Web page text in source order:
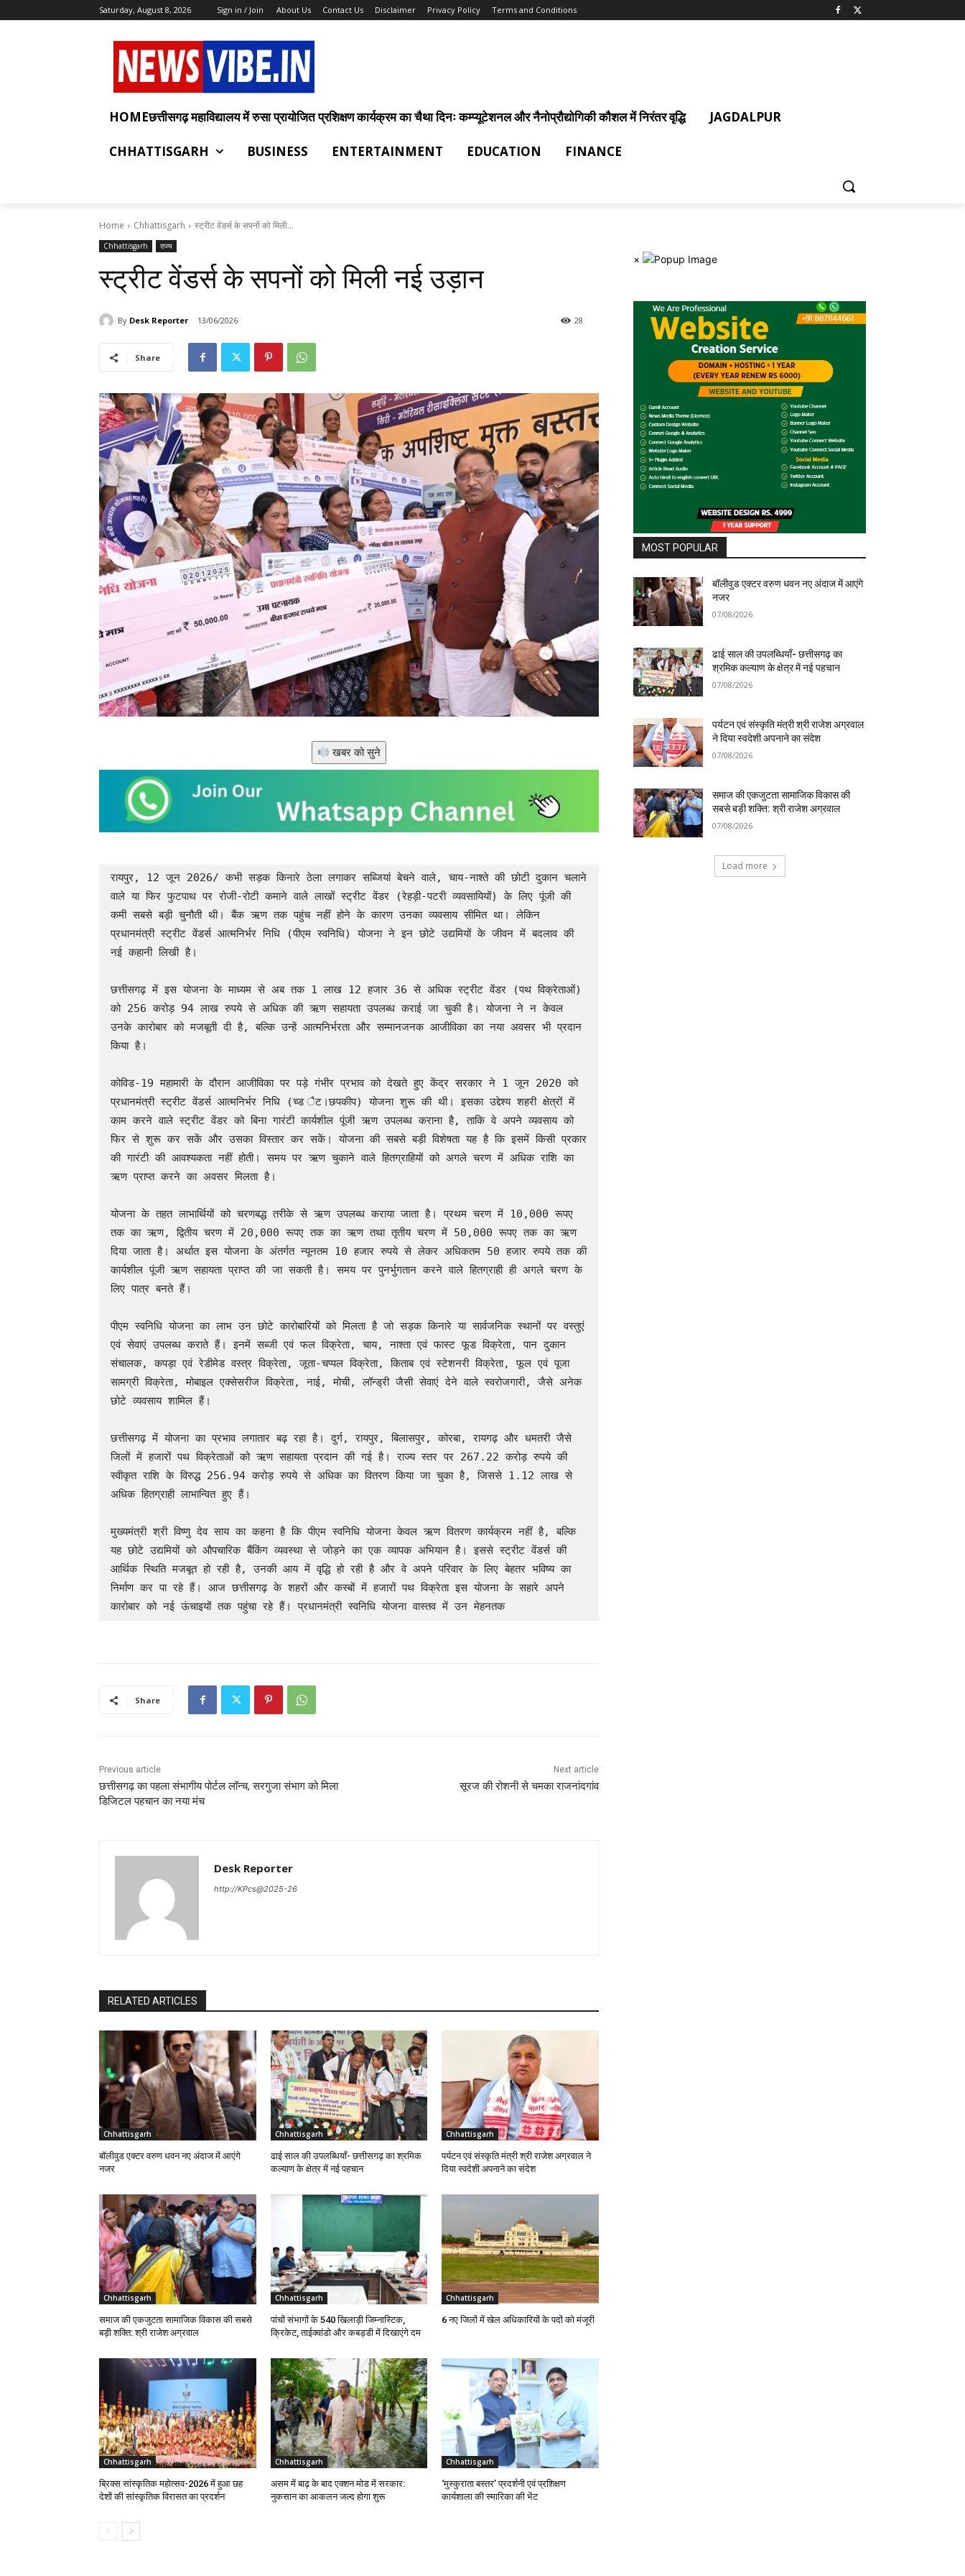
Saturday, August 8, 2026 Sign in / Join About Us Contact Us Disclaimer Privacy Policy Terms and Conditions
HOMEछत्तीसगढ़ महाविद्यालय में रुसा प्रायोजित प्रशिक्षण कार्यक्रम का चैथा दिनः कम्प्यूटेशनल और नैनोप्रौद्योगिकी कौशल में निरंतर वृद्धि JAGDALPUR
CHHATTISGARH BUSINESS ENTERTAINMENT EDUCATION FINANCE
Home Chhattisgarh स्ट्रीट वेंडर्स के सपनों को मिली...
Chhattisgarh राज्य
स्ट्रीट वेंडर्स के सपनों को मिली नई उड़ान
By Desk Reporter 13/06/2026 28
Share
खबर को सुने
रायपुर, 12 जून 2026/ कभी सड़क किनारे ठेला लगाकर सब्जियां बेचने वाले, चाय-नाश्ते की छोटी दुकान चलाने
वाले या फिर फुटपाथ पर रोजी-रोटी कमाने वाले लाखों स्ट्रीट वेंडर (रेहड़ी-पटरी व्यवसायियों) के लिए पूंजी की
कमी सबसे बड़ी चुनौती थी। बैंक ऋण तक पहुंच नहीं होने के कारण उनका व्यवसाय सीमित था। लेकिन
प्रधानमंत्री स्ट्रीट वेंडर्स आत्मनिर्भर निधि (पीएम स्वनिधि) योजना ने इन छोटे उद्यमियों के जीवन में बदलाव की
नई कहानी लिखी है।
छत्तीसगढ़ में इस योजना के माध्यम से अब तक 1 लाख 12 हजार 36 से अधिक स्ट्रीट वेंडर (पथ विक्रेताओं)
को 256 करोड़ 94 लाख रुपये से अधिक की ऋण सहायता उपलब्ध कराई जा चुकी है। योजना ने न केवल
उनके कारोबार को मजबूती दी है, बल्कि उन्हें आत्मनिर्भरता और सम्मानजनक आजीविका का नया अवसर भी प्रदान
किया है।
कोविड-19 महामारी के दौरान आजीविका पर पड़े गंभीर प्रभाव को देखते हुए केंद्र सरकार ने 1 जून 2020 को
प्रधानमंत्री स्ट्रीट वेंडर्स आत्मनिर्भर निधि (च्ड ैट।छपकीप) योजना शुरू की थी। इसका उद्देश्य शहरी क्षेत्रों में
काम करने वाले स्ट्रीट वेंडर को बिना गारंटी कार्यशील पूंजी ऋण उपलब्ध कराना है, ताकि वे अपने व्यवसाय को
फिर से शुरू कर सकें और उसका विस्तार कर सकें। योजना की सबसे बड़ी विशेषता यह है कि इसमें किसी प्रकार
की गारंटी की आवश्यकता नहीं होती। समय पर ऋण चुकाने वाले हितग्राहियों को अगले चरण में अधिक राशि का
ऋण प्राप्त करने का अवसर मिलता है।
योजना के तहत लाभार्थियों को चरणबद्ध तरीके से ऋण उपलब्ध कराया जाता है। प्रथम चरण में 10,000 रूपए
तक का ऋण, द्वितीय चरण में 20,000 रूपए तक का ऋण तथा तृतीय चरण में 50,000 रूपए तक का ऋण
दिया जाता है। अर्थात इस योजना के अंतर्गत न्यूनतम 10 हजार रुपये से लेकर अधिकतम 50 हजार रुपये तक की
कार्यशील पूंजी ऋण सहायता प्राप्त की जा सकती है। समय पर पुनर्भुगतान करने वाले हितग्राही ही अगले चरण के
लिए पात्र बनते हैं।
पीएम स्वनिधि योजना का लाभ उन छोटे कारोबारियों को मिलता है जो सड़क किनारे या सार्वजनिक स्थानों पर वस्तुएं
एवं सेवाएं उपलब्ध कराते हैं। इनमें सब्जी एवं फल विक्रेता, चाय, नाश्ता एवं फास्ट फूड विक्रेता, पान दुकान
संचालक, कपड़ा एवं रेडीमेड वस्त्र विक्रेता, जूता-चप्पल विक्रेता, किताब एवं स्टेशनरी विक्रेता, फूल एवं पूजा
सामग्री विक्रेता, मोबाइल एक्सेसरीज विक्रेता, नाई, मोची, लॉन्ड्री जैसी सेवाएं देने वाले स्वरोजगारी, जैसे अनेक
छोटे व्यवसाय शामिल हैं।
छत्तीसगढ़ में योजना का प्रभाव लगातार बढ़ रहा है। दुर्ग, रायपुर, बिलासपुर, कोरबा, रायगढ़ और धमतरी जैसे
जिलों में हजारों पथ विक्रेताओं को ऋण सहायता प्रदान की गई है। राज्य स्तर पर 267.22 करोड़ रुपये की
स्वीकृत राशि के विरुद्ध 256.94 करोड़ रुपये से अधिक का वितरण किया जा चुका है, जिससे 1.12 लाख से
अधिक हितग्राही लाभान्वित हुए हैं।
मुख्यमंत्री श्री विष्णु देव साय का कहना है कि पीएम स्वनिधि योजना केवल ऋण वितरण कार्यक्रम नहीं है, बल्कि
यह छोटे उद्यमियों को औपचारिक बैंकिंग व्यवस्था से जोड़ने का एक व्यापक अभियान है। इससे स्ट्रीट वेंडर्स की
आर्थिक स्थिति मजबूत हो रही है, उनकी आय में वृद्धि हो रही है और वे अपने परिवार के लिए बेहतर भविष्य का
निर्माण कर पा रहे हैं। आज छत्तीसगढ़ के शहरों और कस्बों में हजारों पथ विक्रेता इस योजना के सहारे अपने
कारोबार को नई ऊंचाइयों तक पहुंचा रहे हैं। प्रधानमंत्री स्वनिधि योजना वास्तव में उन मेहनतक
Share
Previous article
छत्तीसगढ़ का पहला संभागीय पोर्टल लॉन्च, सरगुजा संभाग को मिला
डिजिटल पहचान का नया मंच
Next article
सूरज की रोशनी से चमका राजनांदगांव
Desk Reporter
http://KPcs@2025-26
RELATED ARTICLES
Chhattisgarh
बॉलीवुड एक्टर वरुण धवन नए अंदाज में आएंगे
नजर
Chhattisgarh
ढाई साल की उपलब्धियाँ- छत्तीसगढ़ का श्रमिक
कल्याण के क्षेत्र में नई पहचान
Chhattisgarh
पर्यटन एवं संस्कृति मंत्री श्री राजेश अग्रवाल ने
दिया स्वदेशी अपनाने का संदेश
Chhattisgarh
समाज की एकजुटता सामाजिक विकास की सबसे
बड़ी शक्ति: श्री राजेश अग्रवाल
Chhattisgarh
पांचों संभागों के 540 खिलाड़ी जिम्नास्टिक,
क्रिकेट, ताईक्वांडो और कबड्डी में दिखाएंगे दम
Chhattisgarh
6 नए जिलों में खेल अधिकारियों के पदों को मंजूरी
Chhattisgarh
ब्रिक्स सांस्कृतिक महोत्सव-2026 में हुआ छह
देशों की सांस्कृतिक विरासत का प्रदर्शन
Chhattisgarh
असम में बाढ़ के बाद एक्शन मोड में सरकार:
नुकसान का आकलन जल्द होगा शुरू
Chhattisgarh
‘मुस्कुराता बस्तर’ प्रदर्शनी एवं प्रशिक्षण
कार्यशाला की स्मारिका की भेंट
×
MOST POPULAR
बॉलीवुड एक्टर वरुण धवन नए अंदाज में आएंगे
नजर
07/08/2026
ढाई साल की उपलब्धियाँ- छत्तीसगढ़ का
श्रमिक कल्याण के क्षेत्र में नई पहचान
07/08/2026
पर्यटन एवं संस्कृति मंत्री श्री राजेश अग्रवाल
ने दिया स्वदेशी अपनाने का संदेश
07/08/2026
समाज की एकजुटता सामाजिक विकास की
सबसे बड़ी शक्ति: श्री राजेश अग्रवाल
07/08/2026
Load more